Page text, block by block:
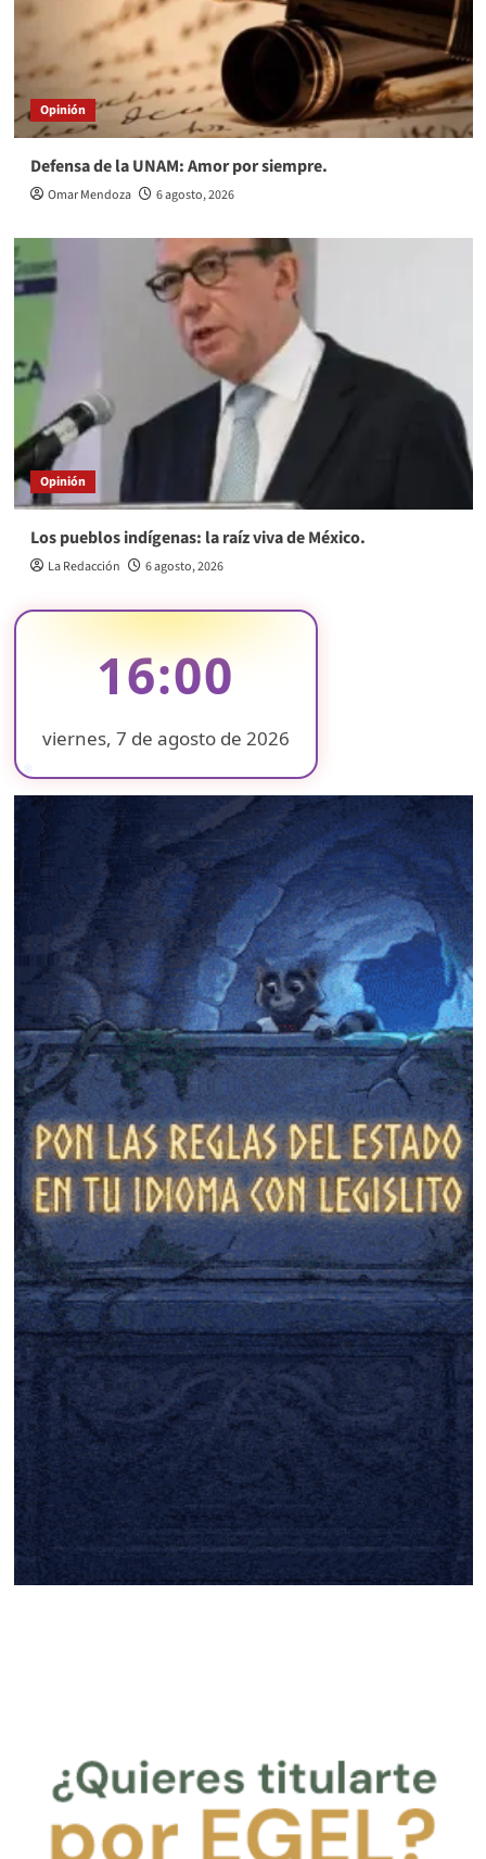
Opinión
Defensa de la UNAM: Amor por siempre.
Omar Mendoza 6 agosto, 2026
Opinión
Los pueblos indígenas: la raíz viva de México.
La Redacción 6 agosto, 2026
16:00
viernes, 7 de agosto de 2026
❄
❄
❄
❄
❄